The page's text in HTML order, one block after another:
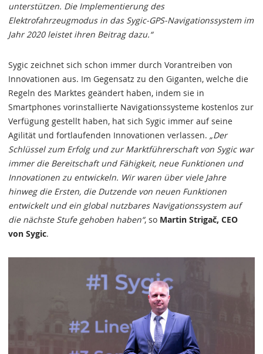
unterstützen. Die Implementierung des
Elektrofahrzeugmodus in das Sygic-GPS-Navigationssystem im
Jahr 2020 leistet ihren Beitrag dazu.“
Sygic zeichnet sich schon immer durch Vorantreiben von
Innovationen aus. Im Gegensatz zu den Giganten, welche die
Regeln des Marktes geändert haben, indem sie in
Smartphones vorinstallierte Navigationssysteme kostenlos zur
Verfügung gestellt haben, hat sich Sygic immer auf seine
Agilität und fortlaufenden Innovationen verlassen. „Der
Schlüssel zum Erfolg und zur Marktführerschaft von Sygic war
immer die Bereitschaft und Fähigkeit, neue Funktionen und
Innovationen zu entwickeln. Wir waren über viele Jahre
hinweg die Ersten, die Dutzende von neuen Funktionen
entwickelt und ein global nutzbares Navigationssystem auf
die nächste Stufe gehoben haben“, so Martin Strigač, CEO
von Sygic.